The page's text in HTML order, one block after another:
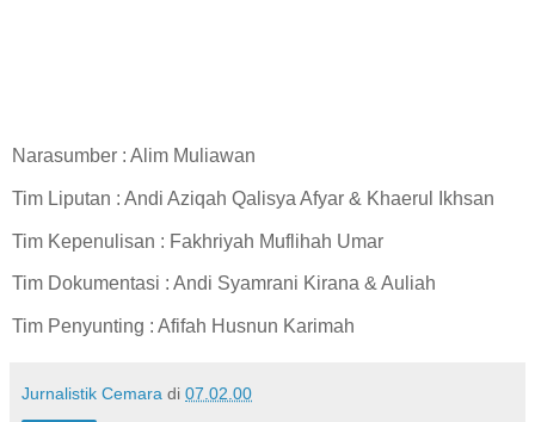
Narasumber : Alim Muliawan
Tim Liputan : Andi Aziqah Qalisya Afyar & Khaerul Ikhsan
Tim Kepenulisan : Fakhriyah Muflihah Umar
Tim Dokumentasi : Andi Syamrani Kirana & Auliah
Tim Penyunting : Afifah Husnun Karimah
Jurnalistik Cemara di 07.02.00